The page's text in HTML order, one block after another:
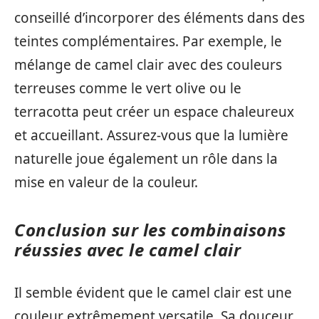
conseillé d’incorporer des éléments dans des
teintes complémentaires. Par exemple, le
mélange de camel clair avec des couleurs
terreuses comme le vert olive ou le
terracotta peut créer un espace chaleureux
et accueillant. Assurez-vous que la lumière
naturelle joue également un rôle dans la
mise en valeur de la couleur.
Conclusion sur les combinaisons
réussies avec le camel clair
Il semble évident que le camel clair est une